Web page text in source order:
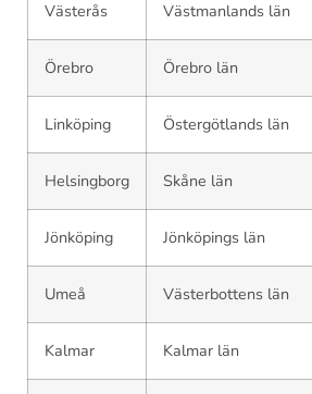
Västerås Västmanlands län
Örebro Örebro län
Linköping Östergötlands län
Helsingborg Skåne län
Jönköping Jönköpings län
Umeå Västerbottens län
Kalmar Kalmar län